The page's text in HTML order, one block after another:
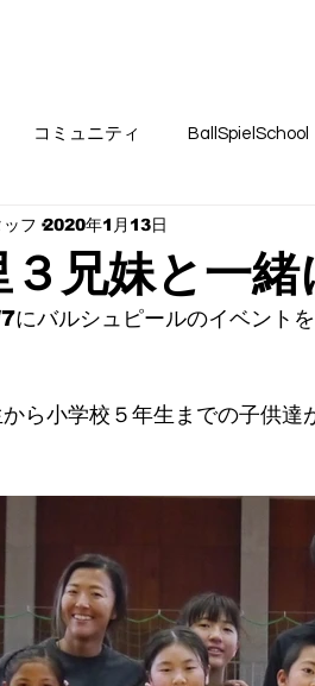
コミュニティ BallSpielSchool
FC BallSpiel Atsugi
３兄妹と一緒
ッフ 2020年1月13日
バルシュピールのイベントを
ら小学校５年生までの子供達